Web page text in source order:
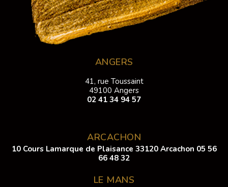
ANGERS
41, rue Toussaint
49100 Angers
02 41 34 94 57
ARCACHON
10 Cours Lamarque de Plaisance 33120 Arcachon 05 56
66 48 32
LE MANS